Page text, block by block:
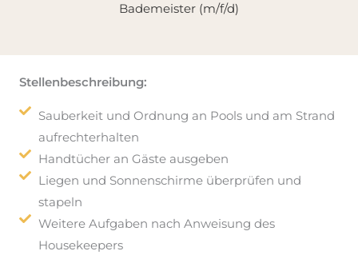
Bademeister (m/f/d)
Stellenbeschreibung:
Sauberkeit und Ordnung an Pools und am Strand
aufrechterhalten
Handtücher an Gäste ausgeben
Liegen und Sonnenschirme überprüfen und
stapeln
Weitere Aufgaben nach Anweisung des
Housekeepers